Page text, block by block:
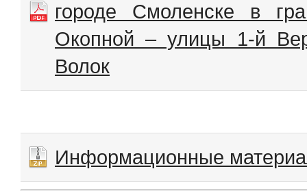
городе Смоленске в
Окопной – улицы 1-й
Волок
Информационные